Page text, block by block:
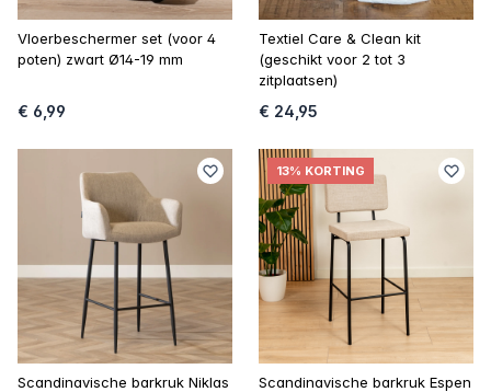
Vloerbeschermer set (voor 4
poten) zwart Ø14-19 mm
€ 6,99
Textiel Care & Clean kit
(geschikt voor 2 tot 3
zitplaatsen)
€ 24,95
Scandinavische barkruk Niklas
13% KORTING
Scandinavische barkruk Espen